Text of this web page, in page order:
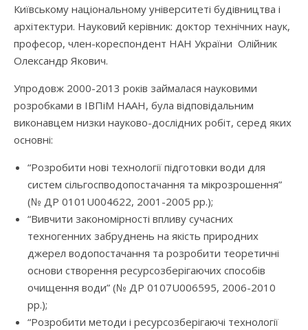
Київському національному університеті будівництва і
архітектури. Науковий керівник: доктор технічних наук,
професор, член-кореспондент НАН України Олійник
Олександр Якович.
Упродовж 2000-2013 років займалася науковими
розробками в ІВПіМ НААН, була відповідальним
виконавцем низки науково-дослідних робіт, серед яких
основні:
“Розробити нові технології підготовки води для
систем сільгоспводопостачання та мікрозрошення”
(№ ДР 0101U004622, 2001-2005 рр.);
“Вивчити закономірності впливу сучасних
техногенних забруднень на якість природних
джерел водопостачання та розробити теоретичні
основи створення ресурсозберігаючих способів
очищення води” (№ ДР 0107U006595, 2006-2010
рр.);
“Розробити методи і ресурсозберігаючі технології